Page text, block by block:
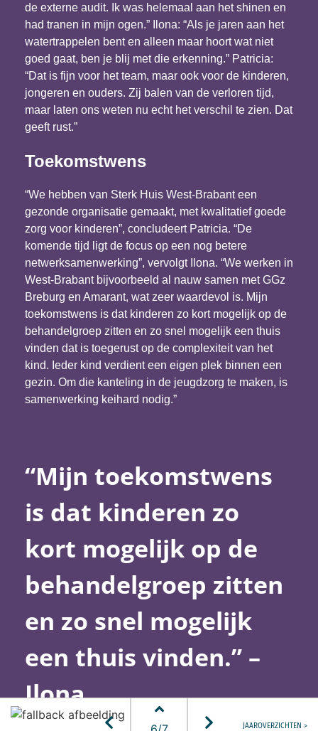
de externe audit. Ik was helemaal aan het shinen en
had tranen in mijn ogen.” Ilona: “Als je jaren aan het
watertrappelen bent en alleen maar hoort wat niet
goed gaat, ben je blij met die erkenning.” Patricia:
“Dat is fijn voor het team, maar ook voor de kinderen,
jongeren en ouders. Zij balen van de verloren tijd,
maar laten ons weten nu echt het verschil te zien. Dat
geeft rust.”
Toekomstwens
“We hebben van Sterk Huis West-Brabant een
gezonde organisatie gemaakt, met kwalitatief goede
zorg voor kinderen”, concludeert Patricia. “De
komende tijd ligt de focus op een nog betere
netwerksamenwerking”, vervolgt Ilona. “We werken in
West-Brabant bijvoorbeeld al nauw samen met GGz
Breburg en Amarant, wat zeer waardevol is. Mijn
toekomstwens is dat kinderen zo kort mogelijk op de
behandelgroep zitten en zo snel mogelijk een thuis
vinden dat is toegerust op de complexiteit van het
kind. Ieder kind verdient een eigen plek binnen een
gezin. Om die kanteling in de jeugdzorg te maken, is
samenwerking keihard nodig.”
“Mijn toekomstwens
is dat kinderen zo
kort mogelijk op de
behandelgroep zitten
en zo snel mogelijk
een thuis vinden.” –
Ilona
JAAROVERZICHTEN >